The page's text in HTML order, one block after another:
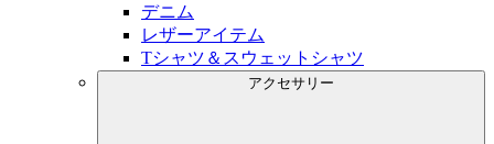
デニム
レザーアイテム
Tシャツ＆スウェットシャツ
アクセサリー